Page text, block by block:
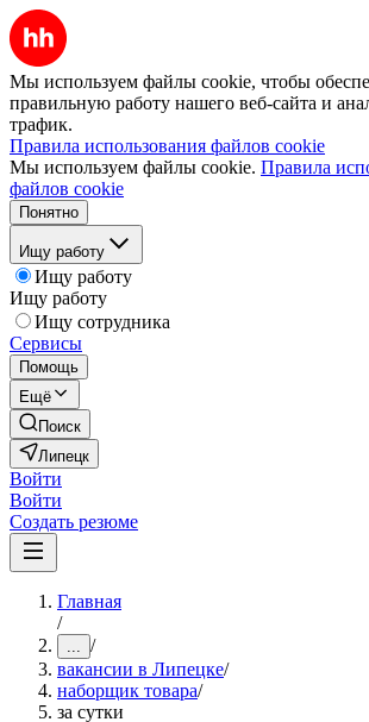
Мы используем файлы cookie, чтобы
правильную работу нашего веб-сайта и
трафик.
Правила использования файлов cookie
Мы используем файлы cookie. Правила
файлов cookie
Понятно
Ищу работу
Ищу работу
Ищу работу
Ищу сотрудника
Сервисы
Помощь
Ещё
Поиск
Липецк
Войти
Войти
Создать резюме
Главная
/
... /
вакансии в Липецке/
наборщик товара/
за сутки